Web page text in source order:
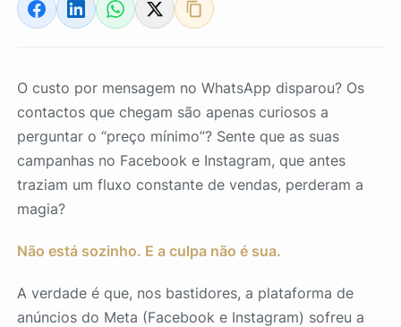
O custo por mensagem no WhatsApp disparou? Os
contactos que chegam são apenas curiosos a
perguntar o “preço mínimo”? Sente que as suas
campanhas no Facebook e Instagram, que antes
traziam um fluxo constante de vendas, perderam a
magia?
Não está sozinho. E a culpa não é sua.
A verdade é que, nos bastidores, a plataforma de
anúncios do Meta (Facebook e Instagram) sofreu a